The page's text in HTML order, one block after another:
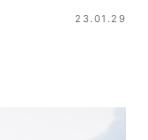
23.01.29